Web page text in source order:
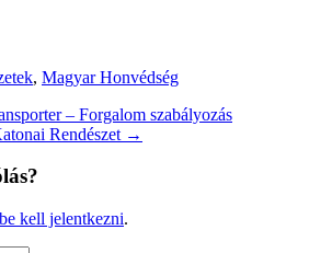
, Magyar Honvédség
– Forgalom szabályozás
Rendészet →
be kell jelentkezni.